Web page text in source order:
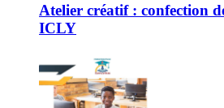
Atelier créatif : confection
ICLY